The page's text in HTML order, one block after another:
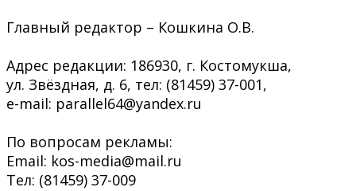
Главный редактор – Кошкина О.В.
Адрес редакции: 186930, г. Костомукша,
ул. Звёздная, д. 6, тел: (81459) 37-001,
e-mail: parallel64@yandex.ru
По вопросам рекламы:
Email: kos-media@mail.ru
Тел: (81459) 37-009